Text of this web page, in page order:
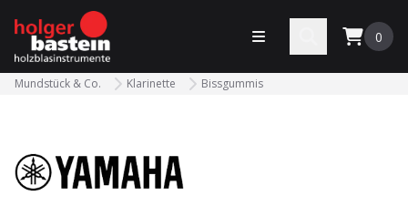
bastein
Menü öffnen 0
Mundstück & Co. Klarinette Bissgummis